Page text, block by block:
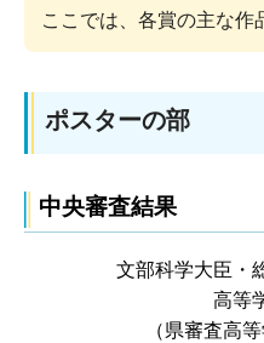
ここでは、各賞の主な作
ポスターの部
中央審査結果
文部科学大臣・
高等
（県審査高